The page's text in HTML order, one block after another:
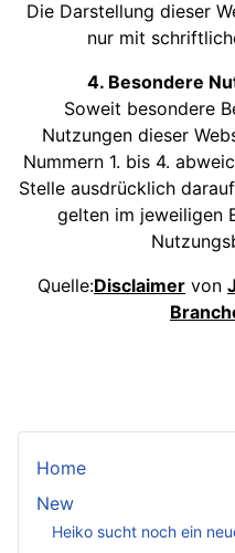
Home
New
Heiko sucht noch ein
Die Darstellung dieser
nur mit
4. Besondere
Soweit besondere
Nutzungen dieser
Nummern 1. bis 4.
Stelle ausdrücklich
gelten im jeweiligen
Quelle:Disclaimer von